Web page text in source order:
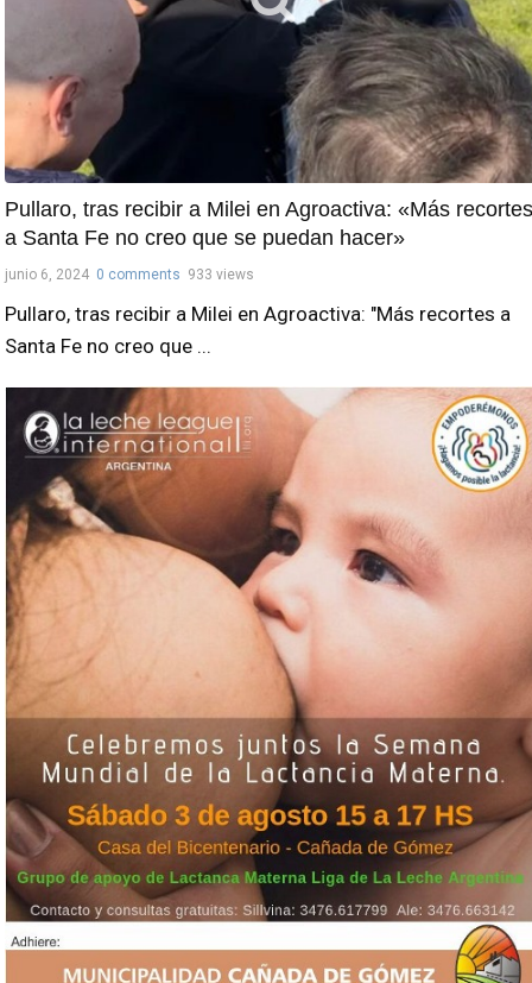
Pullaro, tras recibir a Milei en Agroactiva: «Más recortes
a Santa Fe no creo que se puedan hacer»
junio 6, 2024 0 comments 933 views
Pullaro, tras recibir a Milei en Agroactiva: "Más recortes a
Santa Fe no creo que ...